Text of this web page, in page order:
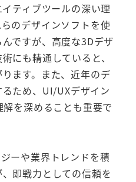
ティブツールの深い理
のデザインソフトを使
ですが、高度な3Dデザ
にも精通していると、
ます。また、近年のデ
ため、UI/UXデザイン
を深めることも重要で
ーや業界トレンドを積
即戦力としての信頼を